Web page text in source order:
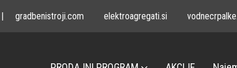
| gradbenistroji.com elektroagregati.si